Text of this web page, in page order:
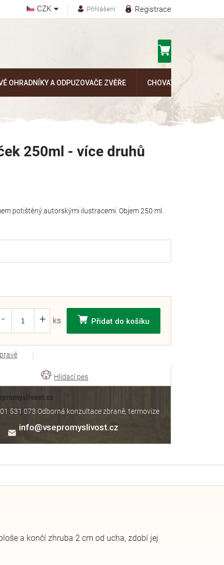
CZK Registrace
Přihlášení
OHRADNÍKY A ODPUZOVAČE ZVĚŘE CHOVATELSKÉ
Přidat do košíku
potištěný autorskými ilustracemi. Objem 250 ml.
250ml - více druhů
info@vsepromyslivost.cz
531 073 Odborná konzultace zbraně, termovize
a končí zhruba 2 cm od ucha, zdobí jej